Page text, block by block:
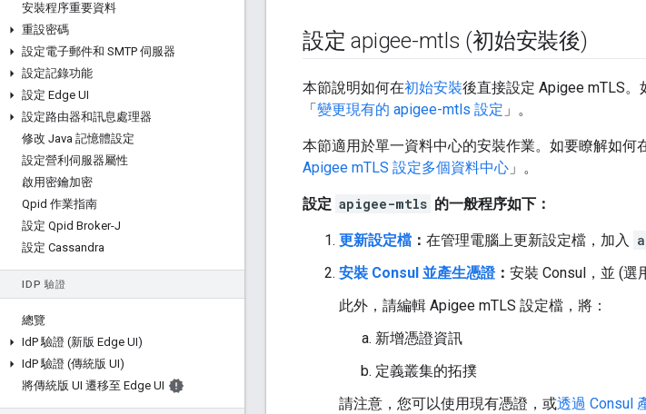
安裝程序重要資料
重設密碼
設定電子郵件和 SMTP 伺服器
設定記錄功能
設定 Edge UI
設定路由器和訊息處理器
修改 Java 記憶體設定
設定營利伺服器屬性
啟用密鑰加密
Qpid 作業指南
設定 Qpid Broker-J
設定 Cassandra
IDP 驗證
總覽
IdP 驗證 (新版 Edge UI)
IdP 驗證 (傳統版 UI)
將傳統版 UI 遷移至 Edge UI
設定 apigee-mtls (初始安裝後)
本節說明如何在初始安裝後直接設定 Apigee mTLS。
「變更現有的 apigee-mtls 設定 」。
本節適用於單一資料中心的安裝作業。如要瞭解如
Apigee mTLS 設定多個資料中心 」。
設定 apigee-mtls 的一般程序如下：
更新設定檔 ： 在管理電腦上更新設定檔，加入
安裝 Consul 並產生憑證： 安裝 Consul，並 (選
此外，請編輯 Apigee mTLS 設定檔，將：
新增憑證資訊
定義叢集的拓撲
請注意，您可以使用現有憑證，或透過 Consul